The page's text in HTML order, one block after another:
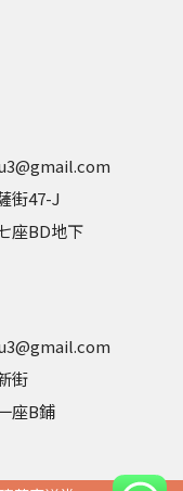
街47-J
座BD地下
街
座B鋪